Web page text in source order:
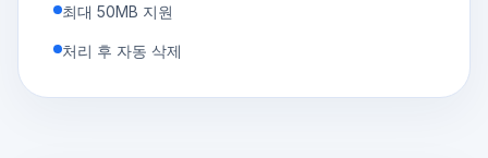
최대 50MB 지원
처리 후 자동 삭제